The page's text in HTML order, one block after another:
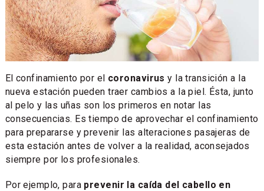
El confinamiento por el coronavirus y la transición a la
nueva estación pueden traer cambios a la piel. Ésta, junto
al pelo y las uñas son los primeros en notar las
consecuencias. Es tiempo de aprovechar el confinamiento
para prepararse y prevenir las alteraciones pasajeras de
esta estación antes de volver a la realidad, aconsejados
siempre por los profesionales.
Por ejemplo, para prevenir la caída del cabello en